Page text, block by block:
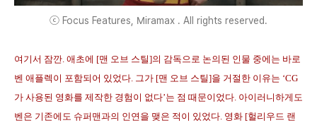
ⓒ Focus Features, Miramax . All rights reserved.
여기서 잠깐. 애초에 [맨 오브 스틸]의 감독으로 논의된 인물 중에는 바로
벤 애플렉이 포함되어 있었다. 그가 [맨 오브 스틸]을 거절한 이유는 ‘CG
가 사용된 영화를 제작한 경험이 없다’는 점 때문이었다. 아이러니하게도
벤은 기존에도 슈퍼맨과의 인연을 맺은 적이 있었다. 영화 [헐리우드 랜